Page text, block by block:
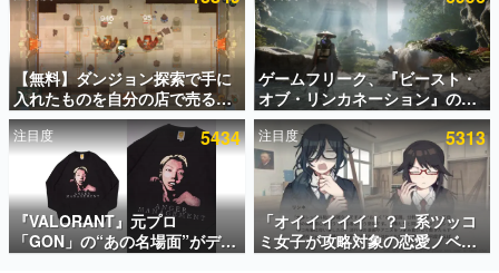
ゲームの企画書
名作ゲームクリエイターの方々に製作時のエピソードをお
聞きし、ヒットする企画（ゲーム）とは何か？を探ってい
きます。
赫本
この物語を解いてはいけない。『赫本』は、〈試験問題〉
の形をした短編ホラー小説集です。
新世代に訊く
これからのデジタルゲーム市場を担う若きクリエイター達
の姿を追い、彼らのルーツと情熱を探っていきます。
【無料】ダンジョン探索で手に
入れたものを自分の店で売るゲ
ーム『Moonlighter』がSteam
にて無料配布中！続編
『Moonlighter 2』の9月2日正
式リリースを記念したキャンペ
ーン
ゲームフリーク、『ビースト・
オブ・リンカネーション』の継
続的なアプデ方針を表明。ユー
ザーからの意見を真摯に受け止
めて対応へ。修正パッチは約1週
間以内に配信される予定
注目度 5434
『VALORANT』元プロ
「GON」の“あの名場面”がデザ
インされた新作グッズが本日8月
注目度 5313
「オイイイイイ！？」系ツッコ
ミ女子が攻略対象の恋愛ノベル
ゲーム『美術部カノジョ』